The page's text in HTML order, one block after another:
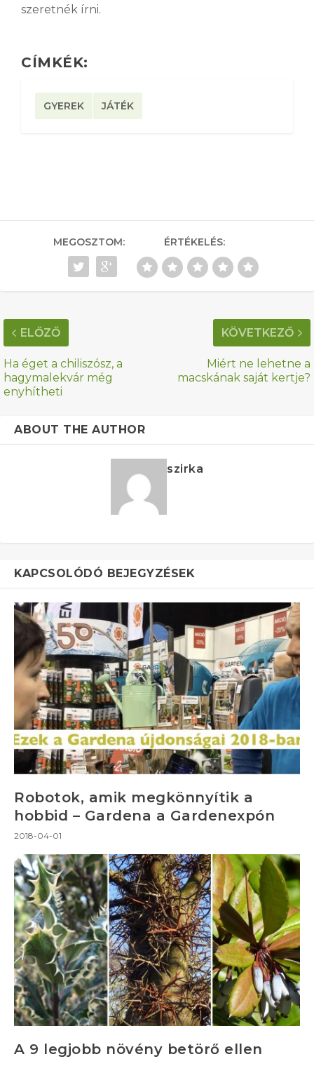
szeretnék írni.
CÍMKÉK:
GYEREK JÁTÉK
MEGOSZTOM: ÉRTÉKELÉS:
ELŐZŐ
Ha éget a chiliszósz, a
hagymalekvár még
enyhítheti
KÖVETKEZŐ
Miért ne lehetne a
macskának saját kertje?
ABOUT THE AUTHOR
szirka
KAPCSOLÓDÓ BEJEGYZÉSEK
Robotok, amik megkönnyítik a
hobbid – Gardena a Gardenexpón
2018-04-01
A 9 legjobb növény betörő ellen